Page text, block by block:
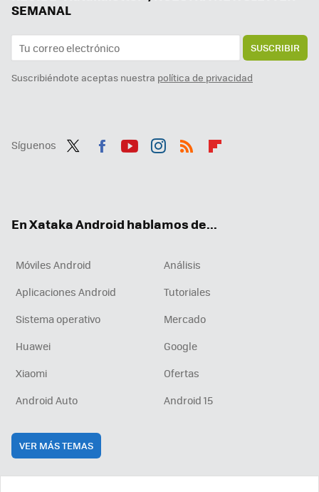
SEMANAL
SUSCRIBIR
Suscribiéndote aceptas nuestra política de privacidad
Síguenos
En Xataka Android hablamos de...
Móviles Android
Análisis
Aplicaciones Android
Tutoriales
Sistema operativo
Mercado
Huawei
Google
Xiaomi
Ofertas
Android Auto
Android 15
VER MÁS TEMAS